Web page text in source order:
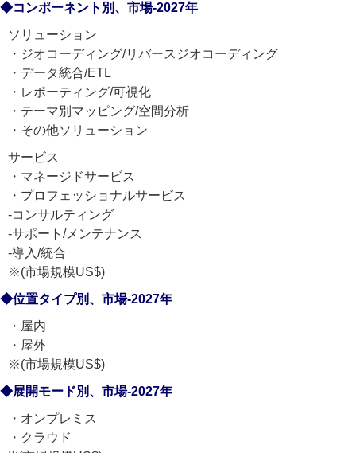
◆コンポーネント別、市場-2027年
ソリューション
・ジオコーディング/リバースジオコーディング
・データ統合/ETL
・レポーティング/可視化
・テーマ別マッピング/空間分析
・その他ソリューション
サービス
・マネージドサービス
・プロフェッショナルサービス
-コンサルティング
-サポート/メンテナンス
-導入/統合
※(市場規模US$)
◆位置タイプ別、市場-2027年
・屋内
・屋外
※(市場規模US$)
◆展開モード別、市場-2027年
・オンプレミス
・クラウド